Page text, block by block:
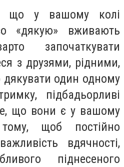
що у вашому колі
«дякую» вживають
започаткувати
з друзями, рідними,
один одному
підбадьорливі
що вони є у вашому
щоб постійно
вдячності,
піднесеного